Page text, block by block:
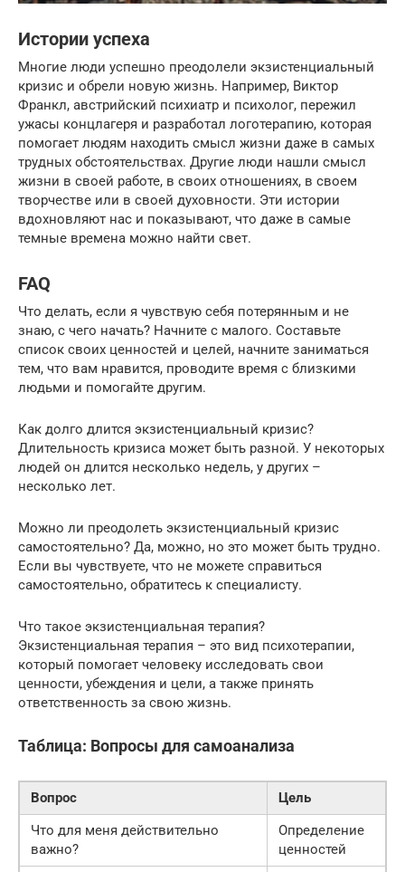
Истории успеха
Многие люди успешно преодолели экзистенциальный
кризис и обрели новую жизнь. Например, Виктор
Франкл, австрийский психиатр и психолог, пережил
ужасы концлагеря и разработал логотерапию, которая
помогает людям находить смысл жизни даже в самых
трудных обстоятельствах. Другие люди нашли смысл
жизни в своей работе, в своих отношениях, в своем
творчестве или в своей духовности. Эти истории
вдохновляют нас и показывают, что даже в самые
темные времена можно найти свет.
FAQ
Что делать, если я чувствую себя потерянным и не
знаю, с чего начать? Начните с малого. Составьте
список своих ценностей и целей, начните заниматься
тем, что вам нравится, проводите время с близкими
людьми и помогайте другим.
Как долго длится экзистенциальный кризис?
Длительность кризиса может быть разной. У некоторых
людей он длится несколько недель, у других –
несколько лет.
Можно ли преодолеть экзистенциальный кризис
самостоятельно? Да, можно, но это может быть трудно.
Если вы чувствуете, что не можете справиться
самостоятельно, обратитесь к специалисту.
Что такое экзистенциальная терапия?
Экзистенциальная терапия – это вид психотерапии,
который помогает человеку исследовать свои
ценности, убеждения и цели, а также принять
ответственность за свою жизнь.
Таблица: Вопросы для самоанализа
Вопрос
Цель
Что для меня действительно
важно?
Определение
ценностей